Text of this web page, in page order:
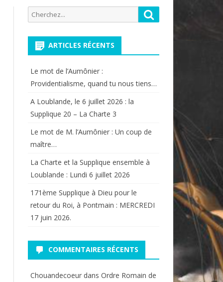
Recherche
pour:
ARTICLES RÉCENTS
Le mot de l’Aumônier :
Providentialisme, quand tu nous tiens…
A Loublande, le 6 juillet 2026 : la
Supplique 20 – La Charte 3
Le mot de M. l’Aumônier : Un coup de
maître…
La Charte et la Supplique ensemble à
Loublande : Lundi 6 juillet 2026
171ème Supplique à Dieu pour le
retour du Roi, à Pontmain : MERCREDI
17 juin 2026.
COMMENTAIRES RÉCENTS
Chouandecoeurdans Ordre Romain de